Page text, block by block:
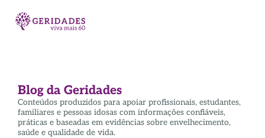
Blog da Geridades
Conteúdos produzidos para apoiar profissionais, estudantes,
familiares e pessoas idosas com informações confiáveis,
práticas e baseadas em evidências sobre envelhecimento,
saúde e qualidade de vida.